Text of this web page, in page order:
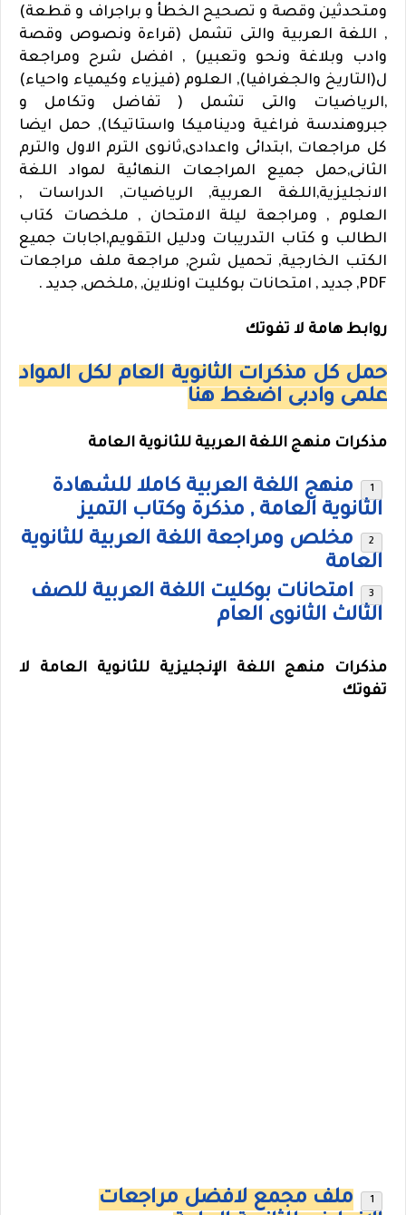
ومتحدثين وقصة و تصحيح الخطأ و براجراف و قطعة)
, اللغة العربية والتى تشمل (قراءة ونصوص وقصة
وادب وبلاغة ونحو وتعبير) , افضل شرح ومراجعة
ل(التاريخ والجغرافيا), العلوم (فيزياء وكيمياء واحياء)
,الرياضيات والتى تشمل ( تفاضل وتكامل و
جبروهندسة فراغية وديناميكا واستاتيكا), حمل ايضا
كل مراجعات ,ابتدائى واعدادى,ثانوى الترم الاول والترم
الثانى,حمل جميع المراجعات النهائية لمواد اللغة
الانجليزية,اللغة العربية, الرياضيات, الدراسات ,
العلوم , ومراجعة ليلة الامتحان , ملخصات كتاب
الطالب و كتاب التدريبات ودليل التقويم,اجابات جميع
الكتب الخارجية, تحميل شرح, مراجعة ملف مراجعات
PDF, جديد , امتحانات بوكليت اونلاين, ,ملخص, جديد .
روابط هامة لا تفوتك
حمل كل مذكرات الثانوية العام لكل المواد
علمى وادبى اضغط هنا
مذكرات منهج اللغة العربية للثانوية العامة
منهج اللغة العربية كاملا للشهادة
الثانوية العامة , مذكرة وكتاب التميز
مخلص ومراجعة اللغة العربية للثانوية
العامة
امتحانات بوكليت اللغة العربية للصف
الثالث الثانوى العام
مذكرات منهج اللغة الإنجليزية للثانوية العامة لا
تفوتك
ملف مجمع لافضل مراجعات